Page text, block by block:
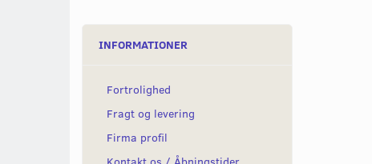
INFORMATIONER
Fortrolighed
Fragt og levering
Firma profil